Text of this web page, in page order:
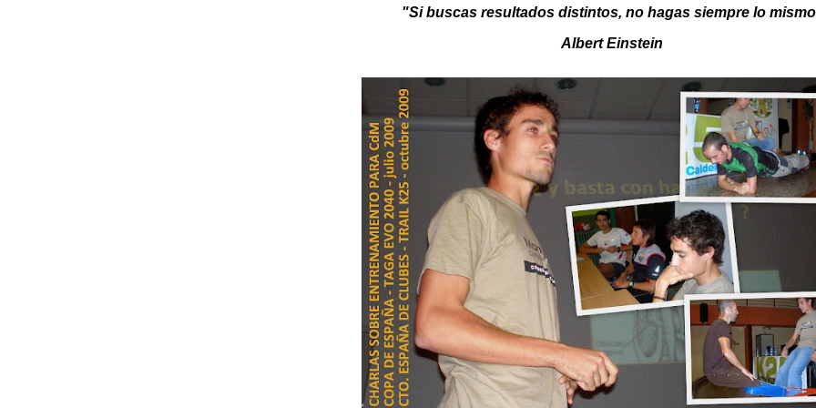
"Si buscas resultados distintos, no hagas siempre lo
Albert Einstein